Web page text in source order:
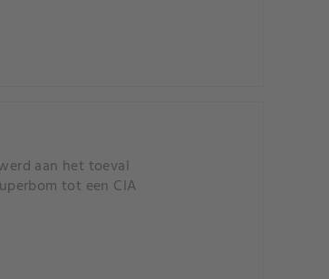
aan het toeval
tot een CIA